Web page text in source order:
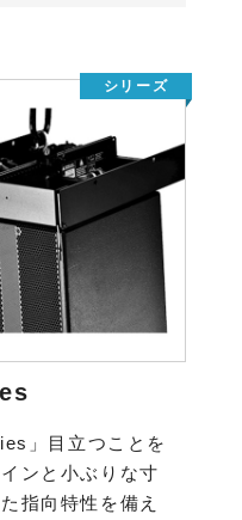
」目立つことを
ンと小ぶりな寸
指向特性を備え